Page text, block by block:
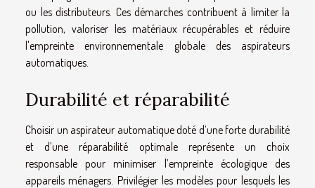
ou les distributeurs. Ces démarches contribuent à limiter la
pollution, valoriser les matériaux récupérables et réduire
l'empreinte environnementale globale des aspirateurs
automatiques.
Durabilité et réparabilité
Choisir un aspirateur automatique doté d’une forte durabilité
et d’une réparabilité optimale représente un choix
responsable pour minimiser l’empreinte écologique des
appareils ménagers. Privilégier les modèles pour lesquels les